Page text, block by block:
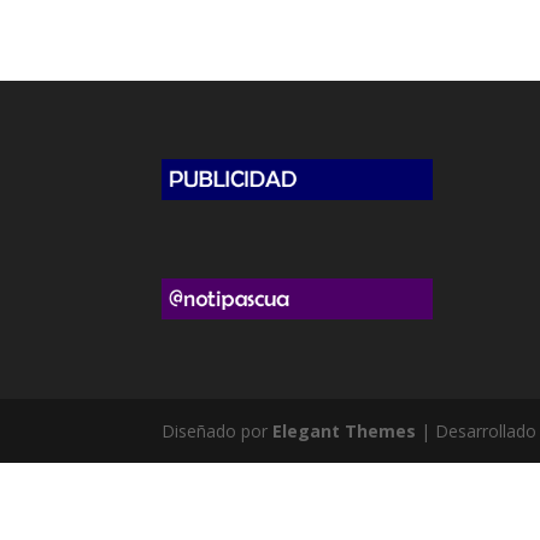
Diseñado por Elegant Themes |